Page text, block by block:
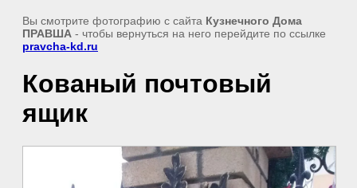
Вы смотрите фотографию с сайта Кузнечного Дома
ПРАВША - чтобы вернуться на него перейдите по ссылке
pravcha-kd.ru
Кованый почтовый
ящик